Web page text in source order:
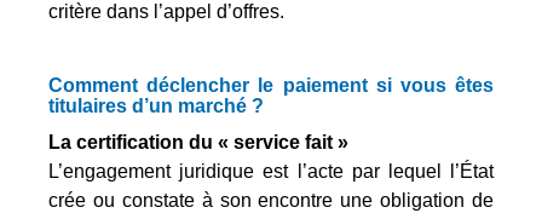
critère dans l’appel d’offres.
Comment déclencher le paiement si vous êtes
titulaires d’un marché ?
La certification du « service fait »
L’engagement juridique est l’acte par lequel l’État
crée ou constate à son encontre une obligation de